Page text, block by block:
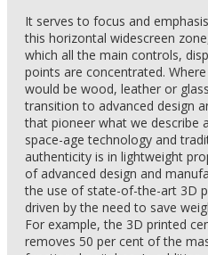
It serves to focus and
this horizontal widescreen
which all the main controls,
points are concentrated.
would be wood, leather or
transition to advanced design
that pioneer what we describe
space-age technology and
authenticity is in lightweight
of advanced design and
the use of state-of-the-art 3D
driven by the need to save
For example, the 3D printed
removes 50 per cent of the